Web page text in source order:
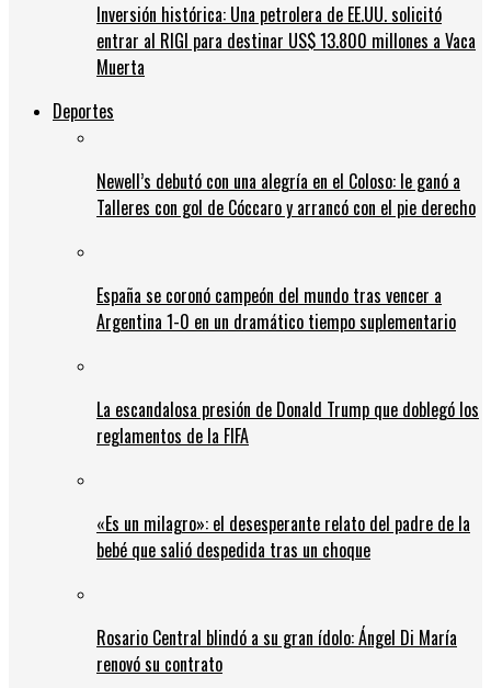
Inversión histórica: Una petrolera de EE.UU. solicitó
entrar al RIGI para destinar US$ 13.800 millones a Vaca
Muerta
Deportes
Newell’s debutó con una alegría en el Coloso: le ganó a
Talleres con gol de Cóccaro y arrancó con el pie derecho
España se coronó campeón del mundo tras vencer a
Argentina 1-0 en un dramático tiempo suplementario
La escandalosa presión de Donald Trump que doblegó los
reglamentos de la FIFA
«Es un milagro»: el desesperante relato del padre de la
bebé que salió despedida tras un choque
Rosario Central blindó a su gran ídolo: Ángel Di María
renovó su contrato